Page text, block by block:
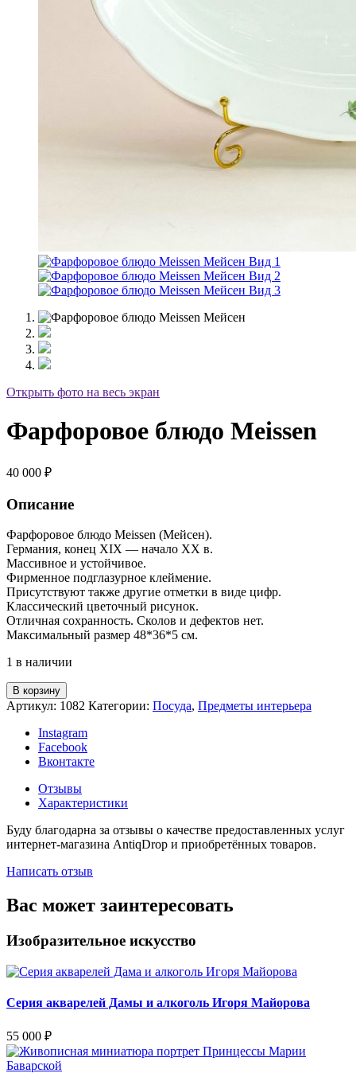
Открыть фото на весь экран
Фарфоровое блюдо Meissen
40 000 ₽
Описание
Фарфоровое блюдо Meissen (Мейсен).
Германия, конец XIX — начало XX в.
Массивное и устойчивое.
Фирменное подглазурное клеймение.
Присутствуют также другие отметки в виде цифр.
Классический цветочный рисунок.
Отличная сохранность. Сколов и дефектов нет.
Максимальный размер 48*36*5 см.
1 в наличии
В корзину
Артикул: 1082 Категории: Посуда, Предметы интерьера
Instagram
Facebook
Вконтакте
Отзывы
Характеристики
Буду благодарна за отзывы о качестве предоставленных услуг
интернет-магазина AntiqDrop и приобретённых товаров.
Написать отзыв
Вас может заинтересовать
Изобразительное искусство
Серия акварелей Дамы и алкоголь Игоря Майорова
55 000 ₽